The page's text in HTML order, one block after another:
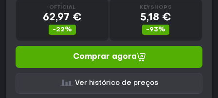
OFFICIAL
62,97 €
-22%
KEYSHOPS
5,18 €
-93%
Comprar agora
Ver histórico de preços